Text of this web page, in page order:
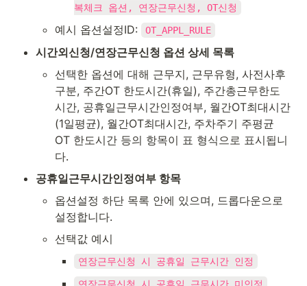
복체크 옵션, 연장근무신청, OT신청
예시 옵션설정ID: OT_APPL_RULE
시간외신청/연장근무신청 옵션 상세 목록
선택한 옵션에 대해 근무지, 근무유형, 사전사후
구분, 주간OT 한도시간(휴일), 주간총근무한도
시간, 공휴일근무시간인정여부, 월간OT최대시간
(1일평균), 월간OT최대시간, 주차주기 주평균
OT 한도시간 등의 항목이 표 형식으로 표시됩니
다.
공휴일근무시간인정여부 항목
옵션설정 하단 목록 안에 있으며, 드롭다운으로
설정합니다.
선택값 예시
연장근무신청 시 공휴일 근무시간 인정